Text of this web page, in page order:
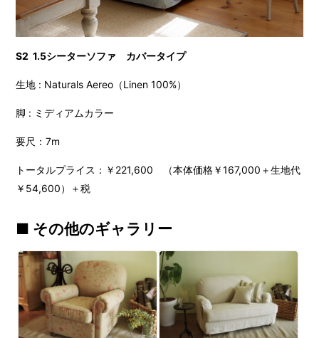
S2 1.5シーターソファ カバータイプ
生地 : Naturals Aereo（Linen 100%）
脚 : ミディアムカラー
要尺：7m
トータルプライス：￥221,600 （本体価格￥167,000＋生地代
￥54,600）＋税
■ その他のギャラリー